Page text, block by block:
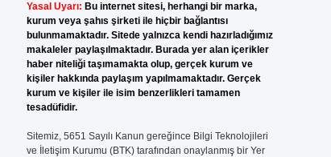
Yasal Uyarı: Bu internet sitesi, herhangi bir marka,
kurum veya şahıs şirketi ile hiçbir bağlantısı
bulunmamaktadır. Sitede yalnızca kendi hazırladığımız
makaleler paylaşılmaktadır. Burada yer alan içerikler
haber niteliği taşımamakta olup, gerçek kurum ve
kişiler hakkında paylaşım yapılmamaktadır. Gerçek
kurum ve kişiler ile isim benzerlikleri tamamen
tesadüfidir.
Sitemiz, 5651 Sayılı Kanun gereğince Bilgi Teknolojileri
ve İletişim Kurumu (BTK) tarafından onaylanmış bir Yer